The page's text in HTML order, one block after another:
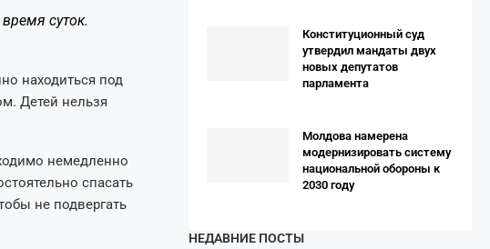
суток.
находиться под
Детей нельзя
немедленно
спасать
не подвергать
Конституционный суд
утвердил мандаты двух
новых депутатов
парламента
Молдова намерена
модернизировать систему
национальной обороны к
2030 году
НЕДАВНИЕ ПОСТЫ